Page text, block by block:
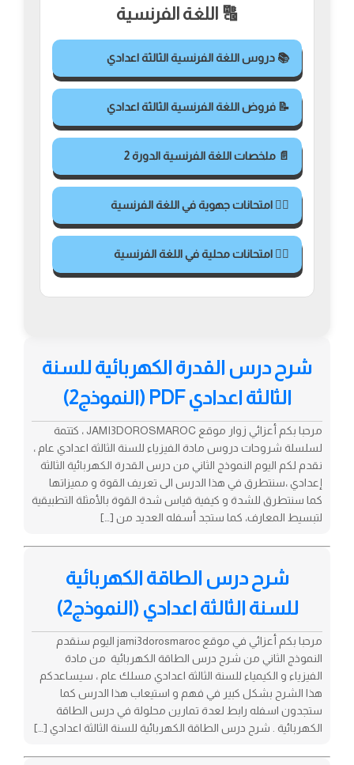
🔠 اللغة الفرنسية
📚 دروس اللغة الفرنسية الثالثة اعدادي
📝 فروض اللغة الفرنسية الثالثة اعدادي
📄 ملخصات اللغة الفرنسية الدورة 2
✍🏻 امتحانات جهوية في اللغة الفرنسية
✍🏻 امتحانات محلية في اللغة الفرنسية
شرح درس القدرة الكهربائية للسنة
الثالثة اعدادي PDF (النموذج2)
مرحبا بكم أعزائي زوار موقع JAMI3DOROSMAROC ، كتتمة
لسلسلة شروحات دروس مادة الفيزياء للسنة الثالثة اعدادي عام ،
نقدم لكم اليوم النموذج الثاني من درس القدرة الكهربائية الثالثة
إعدادي ،سنتطرق في هذا الدرس الى تعريف القوة و مميزاتها
كما سنتطرق للشدة و كيفية قياس شدة القوة بالأمثلة التطبيقية
لتبسيط المعارف، كما ستجد أسفله العديد من […]
شرح درس الطاقة الكهربائية
للسنة الثالثة اعدادي (النموذج2)
مرحبا بكم أعزائي في موقع jami3dorosmaroc اليوم سنقدم
النموذج الثاني من شرح درس الطاقة الكهربائية من مادة
الفيزياء و الكيمياء للسنة الثالثة اعدادي مسلك عام ، سيساعدكم
هذا الشرح بشكل كبير في فهم و استيعاب هذا الدرس كما
ستجدون اسفله رابط لعدة تمارين محلولة في درس الطاقة
الكهربائية . شرح درس الطاقة الكهربائية للسنة الثالثة اعدادي […]